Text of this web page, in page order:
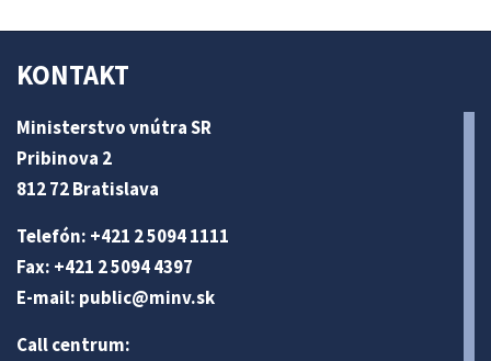
KONTAKT
Ministerstvo vnútra SR
Pribinova 2
812 72 Bratislava
Telefón: +421 2 5094 1111
Fax: +421 2 5094 4397
E-mail: public@minv.sk
Call centrum: